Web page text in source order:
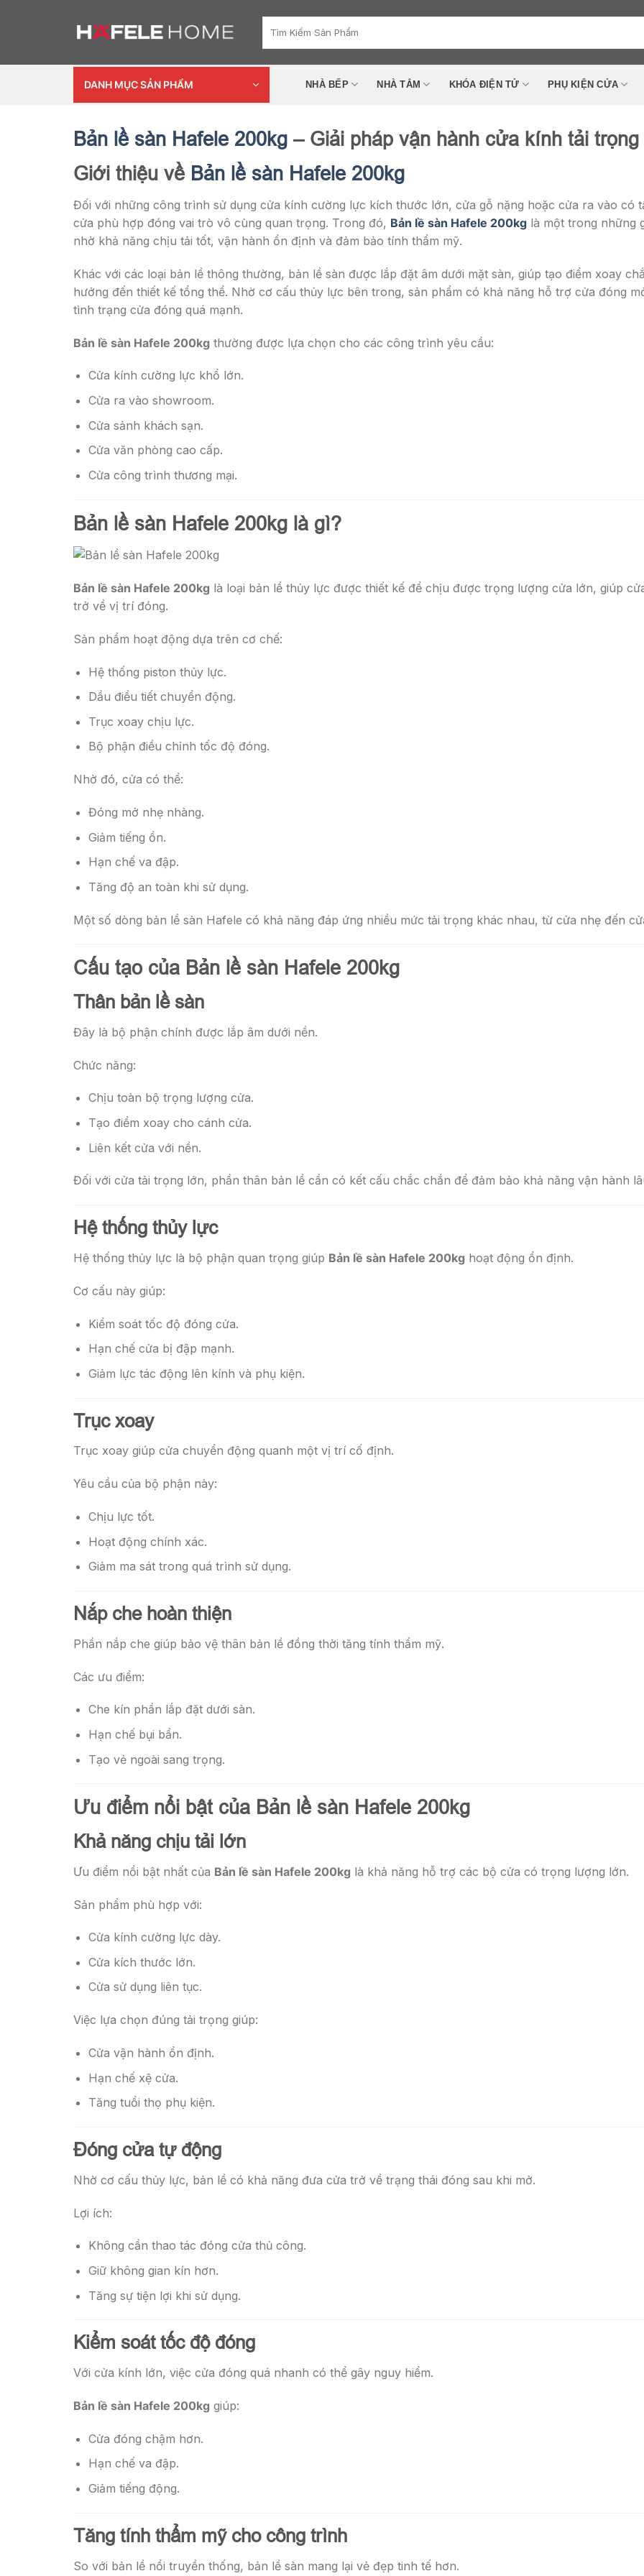
kiếm:
DANH MỤC SẢN PHẨM NHÀ BẾP NHÀ TẮM KHÓA ĐIỆN TỬ PHỤ KIỆN CỬA
Bản lề sàn Hafele 200kg – Giải pháp vận hành cửa kính tải
Giới thiệu về Bản lề sàn Hafele 200kg
Đối với những công trình sử dụng cửa kính cường lực kích thước lớn, cửa gỗ nặng hoặc cửa ra vào có
cửa phù hợp đóng vai trò vô cùng quan trọng. Trong đó, Bản lề sàn Hafele 200kg là một trong những
nhờ khả năng chịu tải tốt, vận hành ổn định và đảm bảo tính thẩm mỹ.
Khác với các loại bản lề thông thường, bản lề sàn được lắp đặt âm dưới mặt sàn, giúp tạo điểm xoay
hưởng đến thiết kế tổng thể. Nhờ cơ cấu thủy lực bên trong, sản phẩm có khả năng hỗ trợ cửa đóng
tình trạng cửa đóng quá mạnh.
Bản lề sàn Hafele 200kg thường được lựa chọn cho các công trình yêu cầu:
Cửa kính cường lực khổ lớn.
Cửa ra vào showroom.
Cửa sảnh khách sạn.
Cửa văn phòng cao cấp.
Cửa công trình thương mại.
Bản lề sàn Hafele 200kg là gì?
Bản lề sàn Hafele 200kg là loại bản lề thủy lực được thiết kế để chịu được trọng lượng cửa lớn, giúp
trở về vị trí đóng.
Sản phẩm hoạt động dựa trên cơ chế:
Hệ thống piston thủy lực.
Dầu điều tiết chuyển động.
Trục xoay chịu lực.
Bộ phận điều chỉnh tốc độ đóng.
Nhờ đó, cửa có thể:
Đóng mở nhẹ nhàng.
Giảm tiếng ồn.
Hạn chế va đập.
Tăng độ an toàn khi sử dụng.
Một số dòng bản lề sàn Hafele có khả năng đáp ứng nhiều mức tải trọng khác nhau, từ cửa nhẹ đến
Cấu tạo của Bản lề sàn Hafele 200kg
Thân bản lề sàn
Đây là bộ phận chính được lắp âm dưới nền.
Chức năng:
Chịu toàn bộ trọng lượng cửa.
Tạo điểm xoay cho cánh cửa.
Liên kết cửa với nền.
Đối với cửa tải trọng lớn, phần thân bản lề cần có kết cấu chắc chắn để đảm bảo khả năng vận hành
Hệ thống thủy lực
Hệ thống thủy lực là bộ phận quan trọng giúp Bản lề sàn Hafele 200kg hoạt động ổn định.
Cơ cấu này giúp:
Kiểm soát tốc độ đóng cửa.
Hạn chế cửa bị đập mạnh.
Giảm lực tác động lên kính và phụ kiện.
Trục xoay
Trục xoay giúp cửa chuyển động quanh một vị trí cố định.
Yêu cầu của bộ phận này:
Chịu lực tốt.
Hoạt động chính xác.
Giảm ma sát trong quá trình sử dụng.
Nắp che hoàn thiện
Phần nắp che giúp bảo vệ thân bản lề đồng thời tăng tính thẩm mỹ.
Các ưu điểm:
Che kín phần lắp đặt dưới sàn.
Hạn chế bụi bẩn.
Tạo vẻ ngoài sang trọng.
Ưu điểm nổi bật của Bản lề sàn Hafele 200kg
Khả năng chịu tải lớn
Ưu điểm nổi bật nhất của Bản lề sàn Hafele 200kg là khả năng hỗ trợ các bộ cửa có trọng lượng lớn.
Sản phẩm phù hợp với:
Cửa kính cường lực dày.
Cửa kích thước lớn.
Cửa sử dụng liên tục.
Việc lựa chọn đúng tải trọng giúp:
Cửa vận hành ổn định.
Hạn chế xệ cửa.
Tăng tuổi thọ phụ kiện.
Đóng cửa tự động
Nhờ cơ cấu thủy lực, bản lề có khả năng đưa cửa trở về trạng thái đóng sau khi mở.
Lợi ích:
Không cần thao tác đóng cửa thủ công.
Giữ không gian kín hơn.
Tăng sự tiện lợi khi sử dụng.
Kiểm soát tốc độ đóng
Với cửa kính lớn, việc cửa đóng quá nhanh có thể gây nguy hiểm.
Bản lề sàn Hafele 200kg giúp:
Cửa đóng chậm hơn.
Hạn chế va đập.
Giảm tiếng động.
Tăng tính thẩm mỹ cho công trình
So với bản lề nổi truyền thống, bản lề sàn mang lại vẻ đẹp tinh tế hơn.